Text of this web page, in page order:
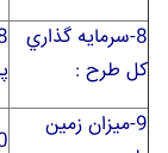
8-سرمايه گذاري
کل طرح :
9-ميزان زمين